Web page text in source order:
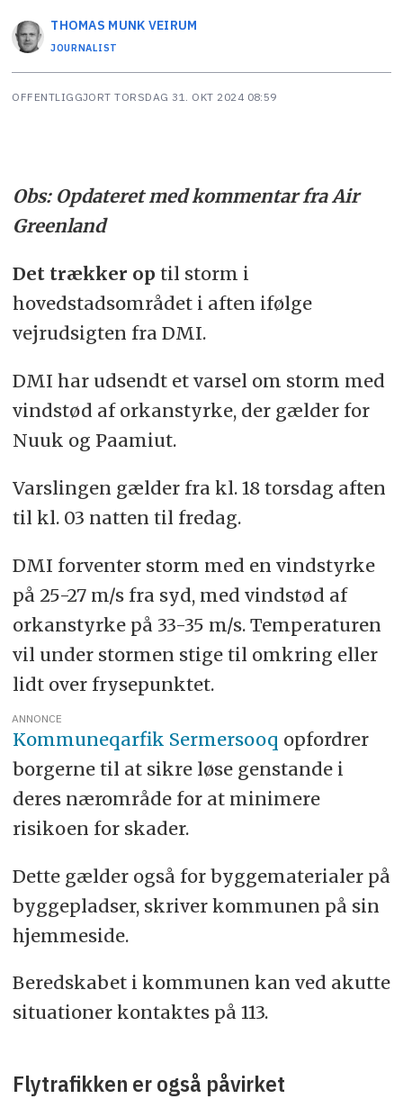
THOMAS MUNK VEIRUM
JOURNALIST
OFFENTLIGGJORT TORSDAG 31. OKT 2024 08:59
Obs: Opdateret med kommentar fra Air
Greenland
Det trækker op til storm i
hovedstadsområdet i aften ifølge
vejrudsigten fra DMI.
DMI har udsendt et varsel om storm med
vindstød af orkanstyrke, der gælder for
Nuuk og Paamiut.
Varslingen gælder fra kl. 18 torsdag aften
til kl. 03 natten til fredag.
DMI forventer storm med en vindstyrke
på 25-27 m/s fra syd, med vindstød af
orkanstyrke på 33-35 m/s. Temperaturen
vil under stormen stige til omkring eller
lidt over frysepunktet.
ANNONCE
Kommuneqarfik Sermersooq opfordrer
borgerne til at sikre løse genstande i
deres nærområde for at minimere
risikoen for skader.
Dette gælder også for byggematerialer på
byggepladser, skriver kommunen på sin
hjemmeside.
Beredskabet i kommunen kan ved akutte
situationer kontaktes på 113.
Flytrafikken er også påvirket